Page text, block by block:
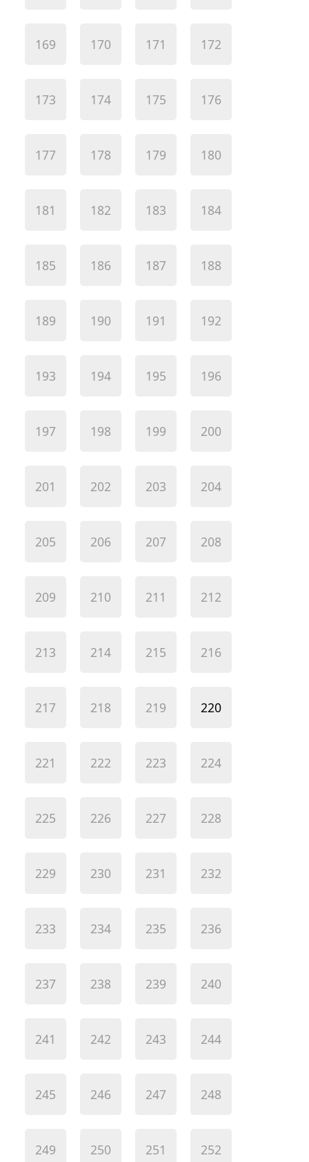
169 170 171 172
173 174 175 176
177 178 179 180
181 182 183 184
185 186 187 188
189 190 191 192
193 194 195 196
197 198 199 200
201 202 203 204
205 206 207 208
209 210 211 212
213 214 215 216
217 218 219 220
221 222 223 224
225 226 227 228
229 230 231 232
233 234 235 236
237 238 239 240
241 242 243 244
245 246 247 248
249 250 251 252